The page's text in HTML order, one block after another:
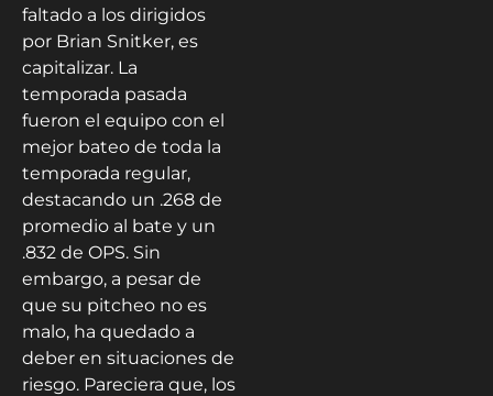
faltado a los dirigidos
por Brian Snitker, es
capitalizar. La
temporada pasada
fueron el equipo con el
mejor bateo de toda la
temporada regular,
destacando un .268 de
promedio al bate y un
.832 de OPS. Sin
embargo, a pesar de
que su pitcheo no es
malo, ha quedado a
deber en situaciones de
riesgo. Pareciera que, los